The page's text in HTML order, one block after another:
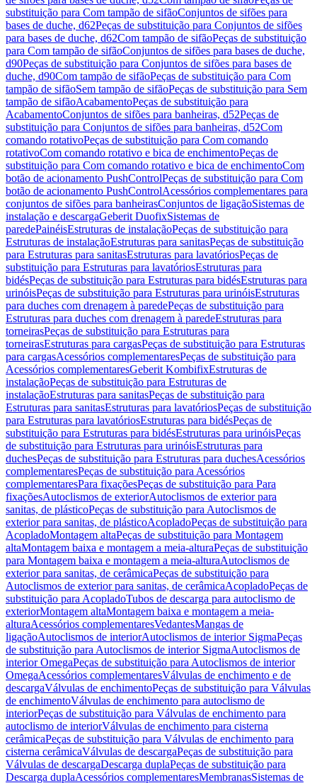
substituição para Com tampão de sifãoConjuntos de sifões para
bases de duche, d62Peças de substituição para Conjuntos de sifões
para bases de duche, d62Com tampão de sifãoPeças de substituição
para Com tampão de sifãoConjuntos de sifões para bases de duche,
d90Peças de substituição para Conjuntos de sifões para bases de
duche, d90Com tampão de sifãoPeças de substituição para Com
tampão de sifãoSem tampão de sifãoPeças de substituição para Sem
tampão de sifãoAcabamentoPeças de substituição para
AcabamentoConjuntos de sifões para banheiras, d52Peças de
substituição para Conjuntos de sifões para banheiras, d52Com
comando rotativoPeças de substituição para Com comando
rotativoCom comando rotativo e bica de enchimentoPeças de
substituição para Com comando rotativo e bica de enchimentoCom
botão de acionamento PushControlPeças de substituição para Com
botão de acionamento PushControlAcessórios complementares para
conjuntos de sifões para banheirasConjuntos de ligaçãoSistemas de
instalação e descargaGeberit DuofixSistemas de
paredePainéisEstruturas de instalaçãoPeças de substituição para
Estruturas de instalaçãoEstruturas para sanitasPeças de substituição
para Estruturas para sanitasEstruturas para lavatóriosPeças de
substituição para Estruturas para lavatóriosEstruturas para
bidésPeças de substituição para Estruturas para bidésEstruturas para
urinóisPeças de substituição para Estruturas para urinóisEstruturas
para duches com drenagem à paredePeças de substituição para
Estruturas para duches com drenagem à paredeEstruturas para
torneirasPeças de substituição para Estruturas para
torneirasEstruturas para cargasPeças de substituição para Estruturas
para cargasAcessórios complementaresPeças de substituição para
Acessórios complementaresGeberit KombifixEstruturas de
instalaçãoPeças de substituição para Estruturas de
instalaçãoEstruturas para sanitasPeças de substituição para
Estruturas para sanitasEstruturas para lavatóriosPeças de substituição
para Estruturas para lavatóriosEstruturas para bidésPeças de
substituição para Estruturas para bidésEstruturas para urinóisPeças
de substituição para Estruturas para urinóisEstruturas para
duchesPeças de substituição para Estruturas para duchesAcessórios
complementaresPeças de substituição para Acessórios
complementaresPara fixaçõesPeças de substituição para Para
fixaçõesAutoclismos de exteriorAutoclismos de exterior para
sanitas, de plásticoPeças de substituição para Autoclismos de
exterior para sanitas, de plásticoAcopladoPeças de substituição para
AcopladoMontagem altaPeças de substituição para Montagem
altaMontagem baixa e montagem a meia-alturaPeças de substituição
para Montagem baixa e montagem a meia-alturaAutoclismos de
exterior para sanitas, de cerâmicaPeças de substituição para
Autoclismos de exterior para sanitas, de cerâmicaAcopladoPeças de
substituição para AcopladoTubos de descarga para autoclismo de
exteriorMontagem altaMontagem baixa e montagem a meia-
alturaAcessórios complementaresVedantesMangas de
ligaçãoAutoclismos de interiorAutoclismos de interior SigmaPeças
de substituição para Autoclismos de interior SigmaAutoclismos de
interior OmegaPeças de substituição para Autoclismos de interior
OmegaAcessórios complementaresVálvulas de enchimento e de
descargaVálvulas de enchimentoPeças de substituição para Válvulas
de enchimentoVálvulas de enchimento para autoclismo de
interiorPeças de substituição para Válvulas de enchimento para
autoclismo de interiorVálvulas de enchimento para cisterna
cerâmicaPeças de substituição para Válvulas de enchimento para
cisterna cerâmicaVálvulas de descargaPeças de substituição para
Válvulas de descargaDescarga duplaPeças de substituição para
Descarga duplaAcessórios complementaresMembranasSistemas de